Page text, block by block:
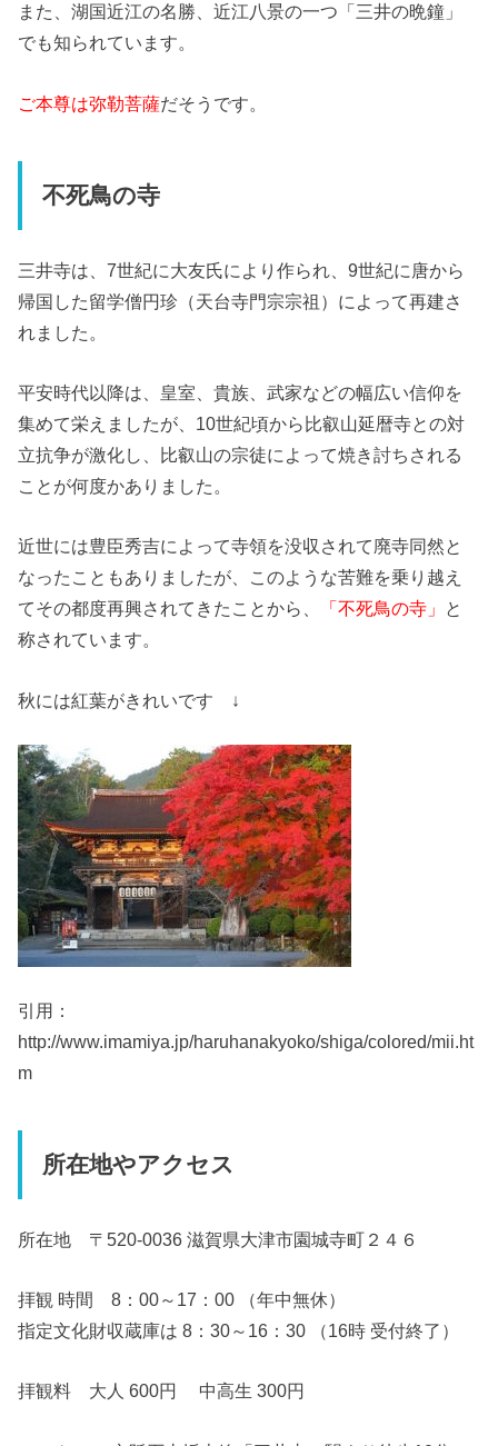
また、湖国近江の名勝、近江八景の一つ「三井の晩鐘」
でも知られています。
ご本尊は弥勒菩薩だそうです。
不死鳥の寺
三井寺は、7世紀に大友氏により作られ、9世紀に唐から
帰国した留学僧円珍（天台寺門宗宗祖）によって再建さ
れました。
平安時代以降は、皇室、貴族、武家などの幅広い信仰を
集めて栄えましたが、10世紀頃から比叡山延暦寺との対
立抗争が激化し、比叡山の宗徒によって焼き討ちされる
ことが何度かありました。
近世には豊臣秀吉によって寺領を没収されて廃寺同然と
なったこともありましたが、このような苦難を乗り越え
てその都度再興されてきたことから、
「不死鳥の寺」 と
称されています。
秋には紅葉がきれいです ↓
引用：
http://www.imamiya.jp/haruhanakyoko/shiga/colored/mii.ht
m
所在地やアクセス
所在地 〒520-0036 滋賀県大津市園城寺町２４６
拝観 時間 8：00～17：00 （年中無休）
指定文化財収蔵庫は 8：30～16：30 （16時 受付終了）
拝観料 大人 600円 中高生 300円